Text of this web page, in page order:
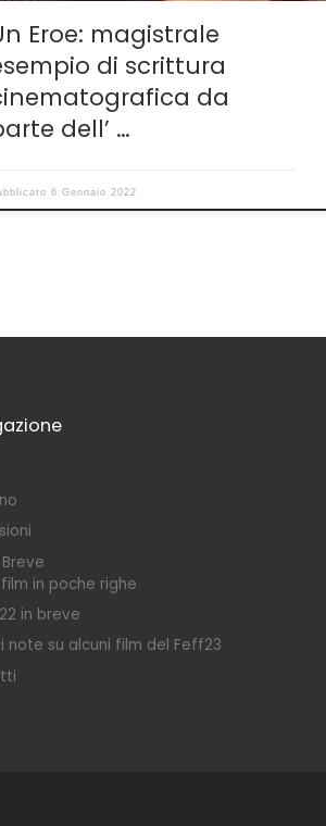
Eroe: magistrale
di scrittura
da
dell’ …
6 Gennaio 2022
in poche righe
in breve
note su alcuni film del Feff23